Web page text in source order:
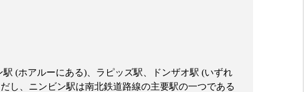
駅 (ホアルーにある) 、ラピッズ駅、ドンザオ駅 (いずれ
し、ニンビン駅は南北鉄道路線の主要駅の一つである